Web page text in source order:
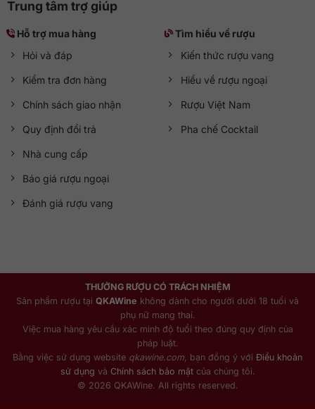
Trung tâm trợ giúp
Hỗ trợ mua hàng
Hỏi và đáp
Kiểm tra đơn hàng
Chính sách giao nhận
Quy định đổi trả
Nhà cung cấp
Báo giá rượu ngoại
Đánh giá rượu vang
Tìm hiểu về rượu
Kiến thức rượu vang
Hiểu về rượu ngoại
Rượu Việt Nam
Pha chế Cocktail
THƯỞNG RƯỢU CÓ TRÁCH NHIỆM
Sản phẩm rượu tại QKAWine không dành cho người dưới 18 tuổi và
phụ nữ mang thai.
Việc mua hàng yêu cầu xác minh độ tuổi theo đúng quy định của
pháp luật.
Bằng việc sử dụng website qkawine.com , bạn đồng ý với Điều khoản
sử dụng và Chính sách bảo mậtcủa chúng tôi.
© 2026 QKAWine. All rights reserved.